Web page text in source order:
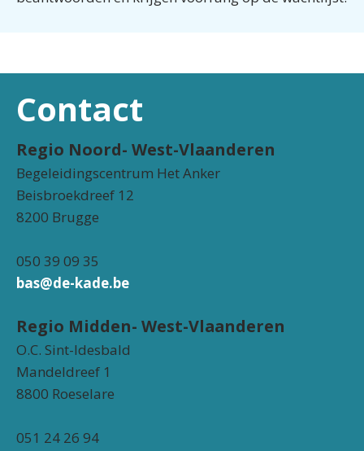
Contact
Regio Noord- West-Vlaanderen
Begeleidingscentrum Het Anker
Beisbroekdreef 12
8200 Brugge
050 39 09 35
bas@de-kade.be
Regio Midden- West-Vlaanderen
O.C. Sint-Idesbald
Mandeldreef 1
8800 Roeselare
051 24 26 94